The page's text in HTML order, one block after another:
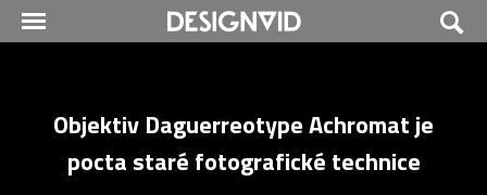
Objektiv Daguerreotype Achromat je
pocta staré fotografické technice